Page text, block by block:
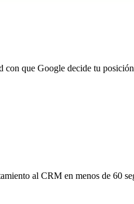
que Google decide tu
al CRM en menos de 60